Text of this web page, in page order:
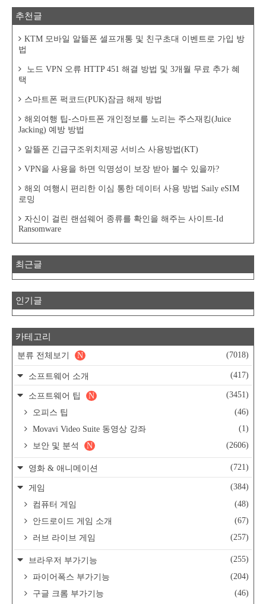
추천글
KTM 모바일 알뜰폰 셀프개통 및 친구초대 이벤트로 가입 방
법
노드 VPN 오류 HTTP 451 해결 방법 및 3개월 무료 추가 혜
택
스마트폰 퍽코드(PUK)잠금 해제 방법
해외여행 팁-스마트폰 개인정보를 노리는 주스재킹(Juice
Jacking) 예방 방법
알뜰폰 긴급구조위치제공 서비스 사용방법(KT)
VPN을 사용을 하면 익명성이 보장 받아 볼수 있을까?
해외 여행시 편리한 이심 통한 데이터 사용 방법 Saily eSIM
로밍
자신이 걸린 랜섬웨어 종류를 확인을 해주는 사이트-Id
Ransomware
최근글
인기글
카테고리
분류 전체보기 (7018)
N
소프트웨어 소개 (417)
소프트웨어 팁 (3451)
N
오피스 팁
(46)
Movavi Video Suite 동영상 강좌
(1)
보안 및 분석
(2606)
N
영화 & 애니메이션 (721)
게임
(384)
컴퓨터 게임
(48)
안드로이드 게임 소개
(67)
러브 라이브 게임
(257)
브라우저 부가기능
(255)
파이어폭스 부가기능
(204)
구글 크롬 부가기능
(46)